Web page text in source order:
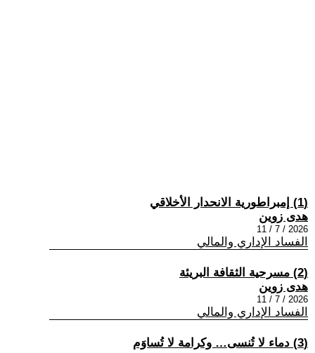
(1) إمبراطورية الانحدار الأخلاقي
هدى زوين
2026 / 7 / 11
الفساد الإداري والمالي
(2) مسرحية الثقافة البريئة
هدى زوين
2026 / 7 / 11
الفساد الإداري والمالي
(3) دماء لا تُنسى… وكرامة لا تُساوَم